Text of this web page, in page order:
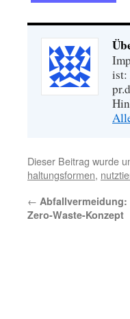
ist:
Dieser Beitrag wurde
haltungsformen,
←
Zero-Waste-Konzept